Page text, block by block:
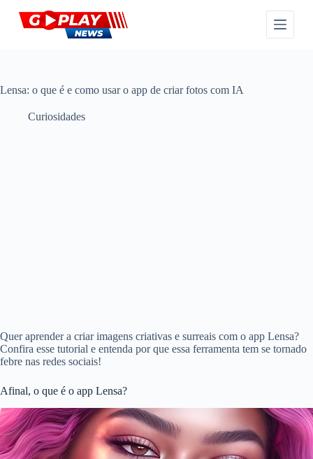
P
a
Lensa: o que é e como usar o app de criar fotos com IA
Curiosidades
Quer aprender a criar imagens criativas e surreais com o app Lensa?
Confira esse tutorial e entenda por que essa ferramenta tem se tornado
febre nas redes sociais!
Afinal, o que é o app Lensa?